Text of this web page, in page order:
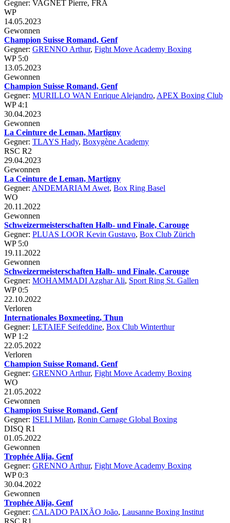
Gegner: VAGNET Pierre, FRA
WP
14.05.2023
Gewonnen
Champion Suisse Romand, Genf
Gegner: GRENNO Arthur, Fight Move Academy Boxing
WP 5:0
13.05.2023
Gewonnen
Champion Suisse Romand, Genf
Gegner: MURILLO WAN Enrique Alejandro, APEX Boxing Club
WP 4:1
30.04.2023
Gewonnen
La Ceinture de Leman, Martigny
Gegner: TLAYS Hady, Boxygène Academy
RSC R2
29.04.2023
Gewonnen
La Ceinture de Leman, Martigny
Gegner: ANDEMARIAM Awet, Box Ring Basel
WO
20.11.2022
Gewonnen
Schweizermeisterschaften Halb- und Finale, Carouge
Gegner: PLUAS LOOR Kevin Gustavo, Box Club Zürich
WP 5:0
19.11.2022
Gewonnen
Schweizermeisterschaften Halb- und Finale, Carouge
Gegner: MOHAMMADI Azghar Ali, Sport Ring St. Gallen
WP 0:5
22.10.2022
Verloren
Internationales Boxmeeting, Thun
Gegner: LETAIEF Seifeddine, Box Club Winterthur
WP 1:2
22.05.2022
Verloren
Champion Suisse Romand, Genf
Gegner: GRENNO Arthur, Fight Move Academy Boxing
WO
21.05.2022
Gewonnen
Champion Suisse Romand, Genf
Gegner: ISELI Milan, Ronin Carnage Global Boxing
DISQ R1
01.05.2022
Gewonnen
Trophée Alija, Genf
Gegner: GRENNO Arthur, Fight Move Academy Boxing
WP 0:3
30.04.2022
Gewonnen
Trophée Alija, Genf
Gegner: CALADO PAIXÃO João, Lausanne Boxing Institut